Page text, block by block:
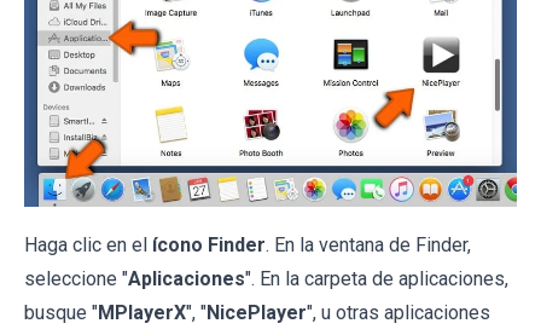
Haga clic en el ícono Finder. En la ventana de Finder,
seleccione "Aplicaciones". En la carpeta de aplicaciones,
busque "MPlayerX", "NicePlayer", u otras aplicaciones